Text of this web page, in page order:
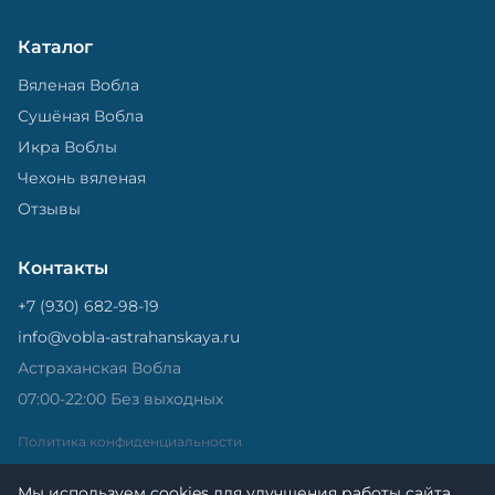
Каталог
Вяленая Вобла
Сушёная Вобла
Икра Воблы
Чехонь вяленая
Отзывы
Контакты
+7 (930) 682-98-19
info@vobla-astrahanskaya.ru
Астраханская Вобла
07:00-22:00 Без выходных
Политика конфиденциальности